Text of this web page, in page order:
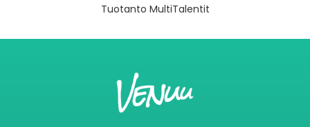
Tuotanto MultiTalentit